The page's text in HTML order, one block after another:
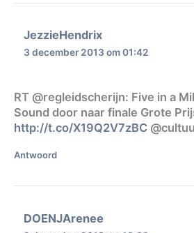
JezzieHendrix
3 december 2013 om 01:42
RT @regleidscherijn: Five in a
Sound door naar finale Grote
http://t.co/X19Q2V7zBC
Antwoord
DOENJArenee